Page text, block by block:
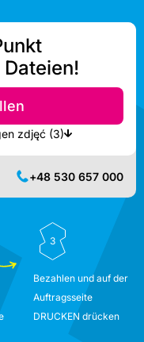
Dateien!
Nächste verfügbare Drucker anzeigen zdjęć (3)
+48 530 657 000
3
Bezahlen und auf der
Auftragsseite
DRUCKEN drücken